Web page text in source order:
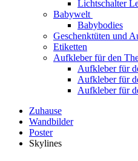
Lichtschalter
Babywelt
Babybodies
Geschenktüten und
Etiketten
Aufkleber für den
Aufkleber für
Aufkleber für
Aufkleber für
Zuhause
Wandbilder
Poster
Skylines